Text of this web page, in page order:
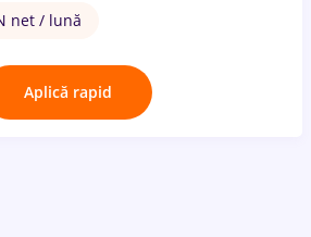
net / lună
Aplică rapid